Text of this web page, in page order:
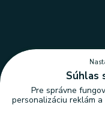
Súhlas
Pre správne
personalizáciu reklám